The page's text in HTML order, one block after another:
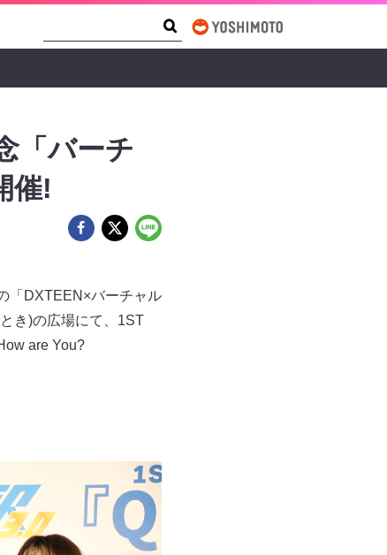
「バーチ
催!
「DXTEEN×バーチャル
き)の広場にて、1ST
are You?